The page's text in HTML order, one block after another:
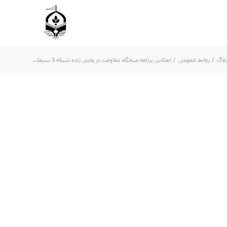
/ روابط عمومی / انعکاس برنامه صبحگاه مقاومت در پخش زنده شبکه 3 سیما...